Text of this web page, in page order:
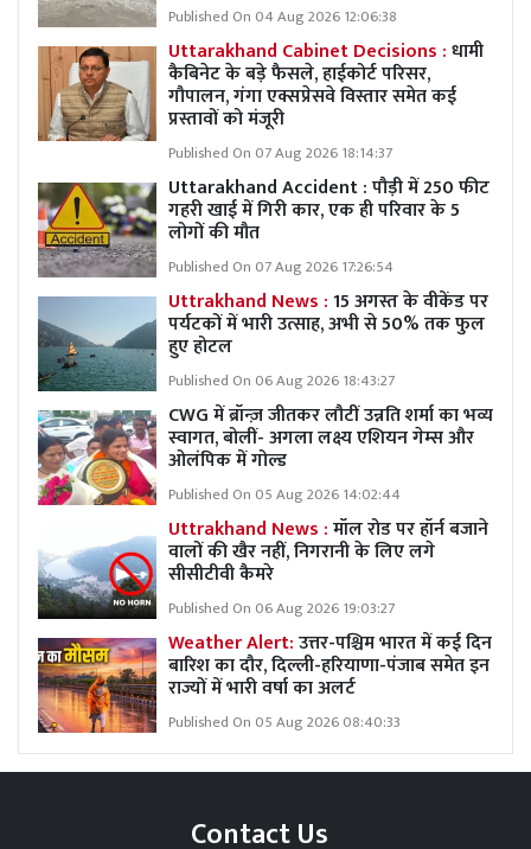
Published On 04 Aug 2026 12:06:38
Uttarakhand Cabinet Decisions :धामी
कैबिनेट के बड़े फैसले, हाईकोर्ट परिसर,
गौपालन, गंगा एक्सप्रेसवे विस्तार समेत कई
प्रस्तावों को मंजूरी
Published On 07 Aug 2026 18:14:37
Uttarakhand Accident : पौड़ी में 250 फीट
गहरी खाई में गिरी कार, एक ही परिवार के 5
लोगों की मौत
Published On 07 Aug 2026 17:26:54
Uttrakhand News :15 अगस्त के वीकेंड पर
पर्यटकों में भारी उत्साह, अभी से 50% तक फुल
हुए होटल
Published On 06 Aug 2026 18:43:27
CWG में ब्रॉन्ज़ जीतकर लौटीं उन्नति शर्मा का भव्य
स्वागत, बोलीं- अगला लक्ष्य एशियन गेम्स और
ओलंपिक में गोल्ड
Published On 05 Aug 2026 14:02:44
Uttrakhand News :मॉल रोड पर हॉर्न बजाने
वालों की खैर नहीं, निगरानी के लिए लगे
सीसीटीवी कैमरे
Published On 06 Aug 2026 19:03:27
Weather Alert:उत्तर-पश्चिम भारत में कई दिन
बारिश का दौर, दिल्ली-हरियाणा-पंजाब समेत इन
राज्यों में भारी वर्षा का अलर्ट
Published On 05 Aug 2026 08:40:33
Contact Us